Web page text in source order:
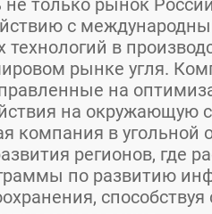
только рынок
с
в
рынке угля.
на
на окружающую
компания в угольной
регионов, где
по развитию